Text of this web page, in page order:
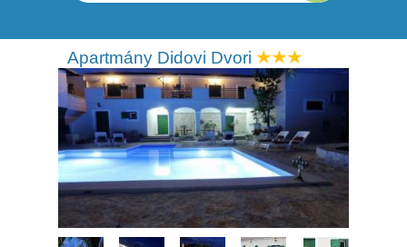
Turistické informace
Webkamery
Seznamte se s Chorvatskem
Muzea
Apartmány Didovi Dvori